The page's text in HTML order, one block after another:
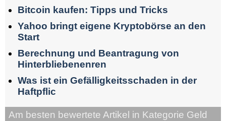
Bitcoin kaufen: Tipps und Tricks
Yahoo bringt eigene Kryptobörse an den
Start
Berechnung und Beantragung von
Hinterbliebenenren
Was ist ein Gefälligkeitsschaden in der
Haftpflic
Am besten bewertete Artikel in Kategorie Geld